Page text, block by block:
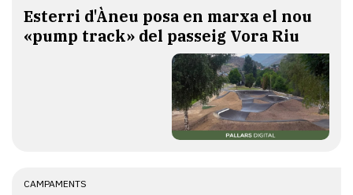
Esterri d'Àneu posa en marxa el nou
«pump track» del passeig Vora Riu
CAMPAMENTS